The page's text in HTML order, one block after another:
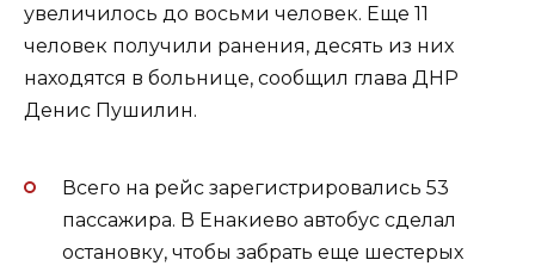
увеличилось до восьми человек. Еще 11
человек получили ранения, десять из них
находятся в больнице, сообщил глава ДНР
Денис Пушилин.
Всего на рейс зарегистрировались 53
пассажира. В Енакиево автобус сделал
остановку, чтобы забрать еще шестерых